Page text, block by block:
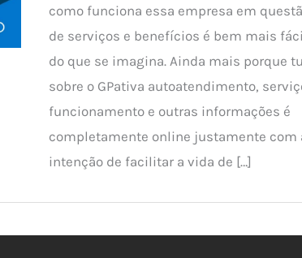
como funciona essa empresa em
de serviços e benefícios é bem mais
do que se imagina. Ainda mais porque
sobre o GPativa autoatendimento,
funcionamento e outras informações é
completamente online justamente com
intenção de facilitar a vida de […]